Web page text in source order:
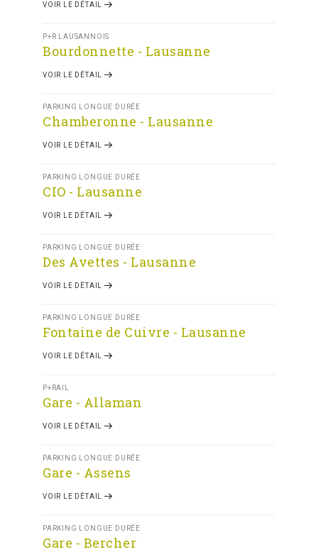
VOIR LE DÉTAIL
P+R LAUSANNOIS
Bourdonnette - Lausanne
VOIR LE DÉTAIL
PARKING LONGUE DURÉE
Chamberonne - Lausanne
VOIR LE DÉTAIL
PARKING LONGUE DURÉE
CIO - Lausanne
VOIR LE DÉTAIL
PARKING LONGUE DURÉE
Des Avettes - Lausanne
VOIR LE DÉTAIL
PARKING LONGUE DURÉE
Fontaine de Cuivre - Lausanne
VOIR LE DÉTAIL
P+RAIL
Gare - Allaman
VOIR LE DÉTAIL
PARKING LONGUE DURÉE
Gare - Assens
VOIR LE DÉTAIL
PARKING LONGUE DURÉE
Gare - Bercher